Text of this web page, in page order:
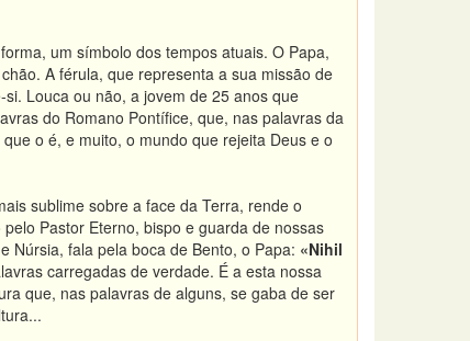
um símbolo dos tempos atuais. O Papa,
A férula, que representa a sua missão de
Louca ou não, a jovem de 25 anos que
do Romano Pontífice, que, nas palavras da
o é, e muito, o mundo que rejeita Deus e o
sublime sobre a face da Terra, rende o
Pastor Eterno, bispo e guarda de nossas
Núrsia, fala pela boca de Bento, o Papa: «Nihil
carregadas de verdade. É a esta nossa
que, nas palavras de alguns, se gaba de ser